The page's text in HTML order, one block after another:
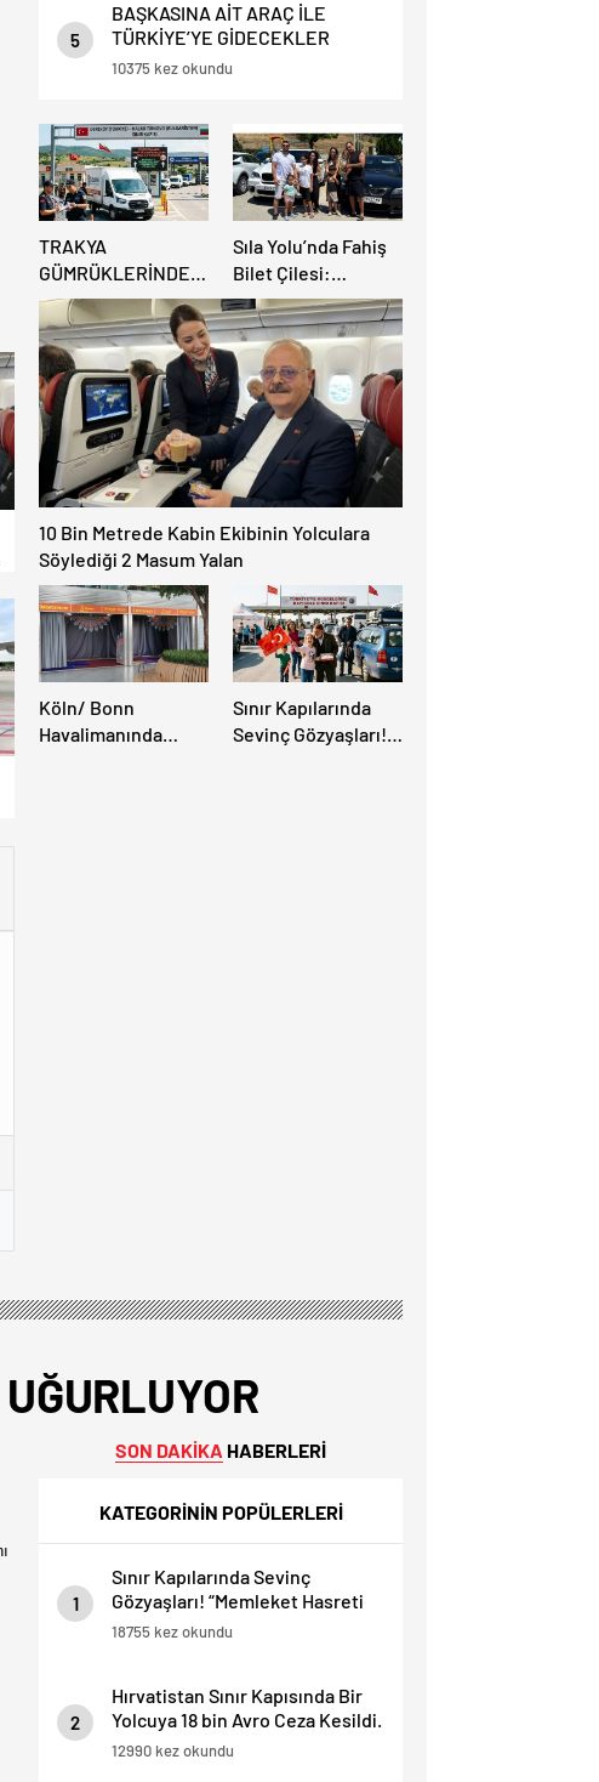
5
BAŞKASINA AİT ARAÇ İLE
TÜRKİYE’YE GİDECEKLER
DİKKAT ! BU HABERİ OKUMADAN
10375 kez okundu
TRAKYA
GÜMRÜKLERİNDE
BÜYÜK
RAHATLAMA:
DEREKÖY HAFİF
TİCARİ ARAÇLARA
AÇILIYOR!
Sıla Yolu’nda Fahiş
Bilet Çilesi:
Avrupalı Türkler
Karayollarına Akın
Etti, Gümrükler
Kilitlendi!
10 Bin Metrede Kabin Ekibinin Yolculara
Söylediği 2 Masum Yalan
Köln/ Bonn
Havalimanında
Sınır Kapılarında
Sevinç Gözyaşları!
SON DAKİKA HABERLERİ
KATEGORİNİN POPÜLERLERİ
1
Sınır Kapılarında Sevinç
Gözyaşları! “Memleket Hasreti
Bambaşka!
18755 kez okundu
2
Hırvatistan Sınır Kapısında Bir
Yolcuya 18 bin Avro Ceza Kesildi.
12990 kez okundu